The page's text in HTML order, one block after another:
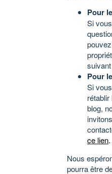
Pour
Si
suivant
Pour
Si
rétablir
blog,
ce lien.
Nous
pourra être